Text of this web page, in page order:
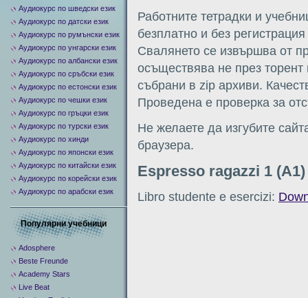
Работните тетрадки и
безплатно и без
Свалянето се извършва от
осъществява не през
събрани в zip архиви.
Проведена е проверка за
Не желаете да изгубите
браузера.
Espresso ragazzi 1 (A1)
Libro studente e esercizi:
Аудиокурс по шведски език
Аудиокурс по датски език
Аудиокурс по румънски език
Аудиокурс по унгарски език
Аудиокурс по албански език
Аудиокурс по сръбски език
Аудиокурс по естонски език
Аудиокурс по чешки език
Аудиокурс по гръцки език
Аудиокурс по турски език
Аудиокурс по хинди
Аудиокурс по японски език
Аудиокурс по китайски език
Аудиокурс по корейски език
Аудиокурс по арабски език
Популярни учебници
Adosphere
Beste Freunde
Academy Stars
Live Beat